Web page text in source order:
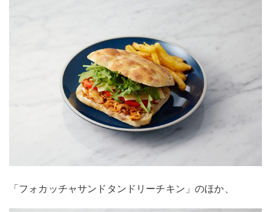
「フォカッチャサンドタンドリーチキン」のほか、